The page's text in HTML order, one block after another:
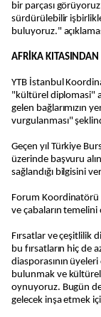
bir parçası
sürdürülebilir
buluyoruz."
AFRİKA
YTB İstanbul
"kültürel diplomasi"
gelen bağlarımızın
vurgulanması"
Geçen yıl Türkiye
üzerinde başvuru
sağlandığı bilgisini
Forum
ve çabaların
Fırsatlar ve çeşitlilik
bu fırsatların hiç de
diasporasının
bulunmak ve
oynuyoruz. Bugün
gelecek inşa etmek